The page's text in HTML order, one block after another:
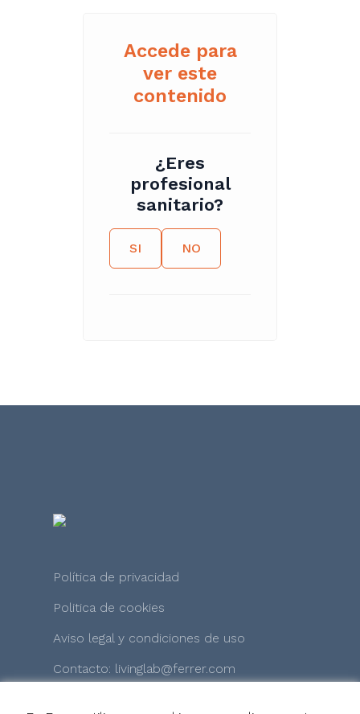
Accede para
ver este
contenido
¿Eres
profesional
sanitario?
SI NO
Política de privacidad
Politica de cookies
Aviso legal y condiciones de uso
Contacto: livinglab@ferrer.com